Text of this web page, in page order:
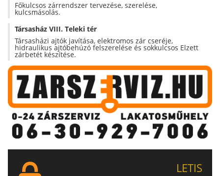
Főkulcsos zárrendszer tervezése, szerelése,
kulcsmásolás.
Társasház VIII. Teleki tér
Társasházi ajtók javítása, elektromos zár cseréje,
hidraulikus ajtóbehúzó felszerelése és sokkulcsos Elzett
zárbetét készítése.
LETIS